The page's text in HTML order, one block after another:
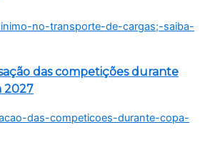
das competições durante
2027